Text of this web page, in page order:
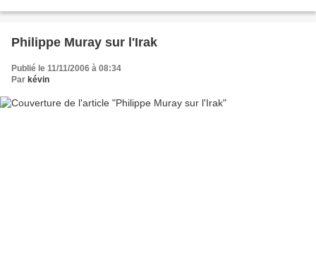
Philippe Muray sur l'Irak
Publié le 11/11/2006 à 08:34
Par kévin